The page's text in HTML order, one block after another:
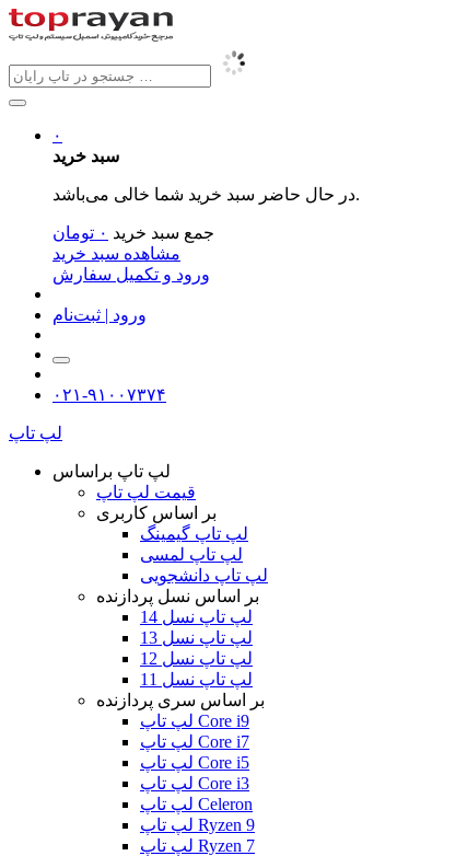
۰
سبد خرید
در حال حاضر سبد خرید شما خالی می‌باشد.
جمع سبد خرید ۰ تومان
مشاهده سبد خرید
ورود و تکمیل سفارش
ورود | ثبت‌نام
۰۲۱-۹۱۰۰۷۳۷۴
لپ تاپ
لپ تاپ براساس
قیمت لپ تاپ
بر اساس کاربری
لپ تاپ گیمینگ
لپ تاپ لمسی
لپ تاپ دانشجویی
بر اساس نسل پردازنده
لپ تاپ نسل 14
لپ تاپ نسل 13
لپ تاپ نسل 12
لپ تاپ نسل 11
بر اساس سری پردازنده
لپ تاپ Core i9
لپ تاپ Core i7
لپ تاپ Core i5
لپ تاپ Core i3
لپ تاپ Celeron
لپ تاپ Ryzen 9
لپ تاپ Ryzen 7